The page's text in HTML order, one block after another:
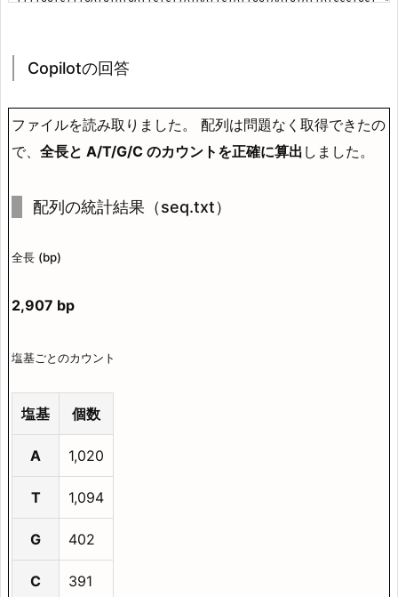
Copilotの回答
ファイルを読み取りました。 配列は問題なく取得できたの
で、全長と A/T/G/C のカウントを正確に算出 しました。
配列の統計結果（seq.txt）
全長 (bp)
2,907 bp
塩基ごとのカウント
塩基 個数
A 1,020
T 1,094
G 402
C 391